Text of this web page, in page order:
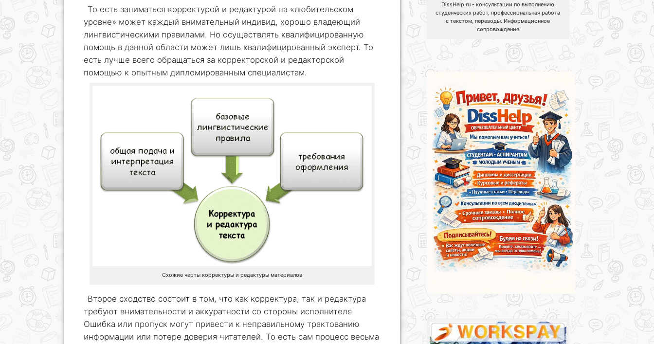
То есть заниматься корректурой и редактурой на «любительском
уровне» может каждый внимательный индивид, хорошо владеющий
лингвистическими правилами. Но осуществлять квалифицированную
помощь в данной области может лишь квалифицированный эксперт. То
есть лучше всего обращаться за корректорской и редакторской
помощью к опытным дипломированным специалистам.
Схожие черты корректуры и редактуры материалов
Второе сходство состоит в том, что как корректура, так и редактура
требуют внимательности и аккуратности со стороны исполнителя.
Ошибка или пропуск могут привести к неправильному трактованию
информации или потере доверия читателей. То есть сам процесс весьма
DissHelp.ru - консультации по выполнению
студенческих работ, профессиональная работа
с текстом, переводы. Информационное
сопровождение